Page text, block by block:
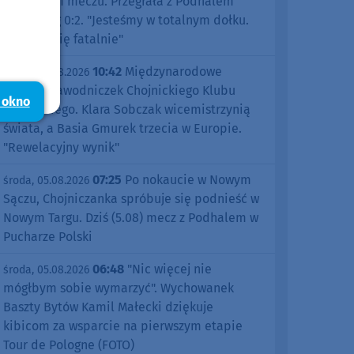
Nowy Targ 0:2. "Jesteśmy w totalnym dołku.
Czujemy się fatalnie"
środa, 05.08.2026 10:42 Międzynarodowe
sukcesy zawodniczek Chojnickiego Klubu
Żeglarskiego. Klara Sobczak wicemistrzynią
świata, a Basia Gmurek trzecia w Europie.
"Rewelacyjny wynik"
środa, 05.08.2026 07:25 Po nokaucie w Nowym
Sączu, Chojniczanka spróbuje się podnieść w
Nowym Targu. Dziś (5.08) mecz z Podhalem w
Pucharze Polski
środa, 05.08.2026 06:48 "Nic więcej nie
mógłbym sobie wymarzyć". Wychowanek
Baszty Bytów Kamil Małecki dziękuje
kibicom za wsparcie na pierwszym etapie
Tour de Pologne (FOTO)